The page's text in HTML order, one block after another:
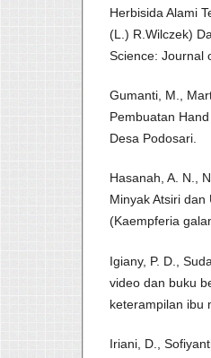
Herbisida Alami
(L.) R.Wilczek)
Science: Journal
Gumanti, M.,
Pembuatan
Desa Podosari.
Hasanah, A. N.,
Minyak Atsiri dan
(Kaempferia
Igiany, P. D.,
video dan buku
keterampilan ibu
Iriani, D.,